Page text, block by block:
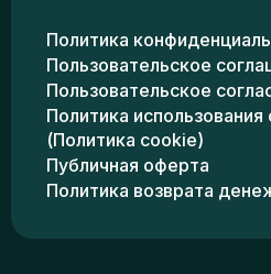
Политика
Пользовательское
Пользовательское
Политика
(Политика cookie)
Публичная оферта
Политика возврата